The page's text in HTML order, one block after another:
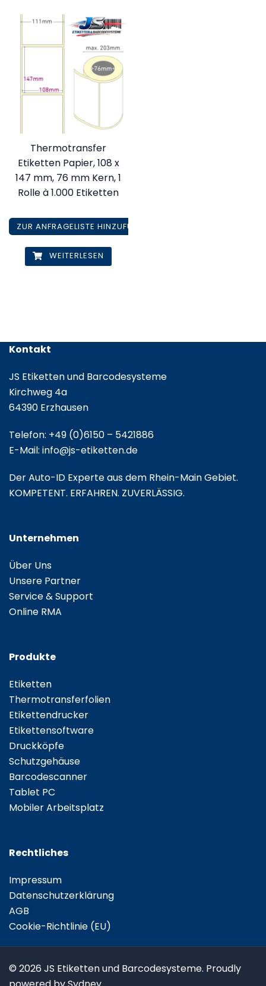
Thermotransfer
Etiketten Papier, 108 x
147 mm, 76 mm Kern, 1
Rolle à 1.000 Etiketten
ZUR ANFRAGELISTE HINZUFÜGEN
WEITERLESEN
Kontakt
JS Etiketten und Barcodesysteme
Kirchweg 4a
64390 Erzhausen
Telefon: +49 (0)6150 – 5421886
E-Mail: info@js-etiketten.de
Der Auto-ID Experte aus dem Rhein-Main Gebiet.
KOMPETENT. ERFAHREN. ZUVERLÄSSIG.
Unternehmen
Über Uns
Unsere Partner
Service & Support
Online RMA
Produkte
Etiketten
Thermotransferfolien
Etikettendrucker
Etikettensoftware
Druckköpfe
Schutzgehäuse
Barcodescanner
Tablet PC
Mobiler Arbeitsplatz
Rechtliches
Impressum
Datenschutzerklärung
AGB
Cookie-Richtlinie (EU)
© 2026 JS Etiketten und Barcodesysteme. Proudly